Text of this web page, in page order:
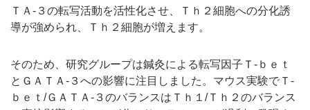
ＴＡ-３の転写活動を活性化させ、Ｔｈ２細胞への分化誘
導が強められ、Ｔｈ２細胞が増えます。
そのため、研究グループは鍼灸による転写因子Ｔ-ｂｅｔ
とＧＡＴＡ-３への影響に注目しました。マウス実験でＴ-
ｂｅｔ/ＧＡＴＡ-３のバランスはＴｈ１/Ｔｈ２のバランス